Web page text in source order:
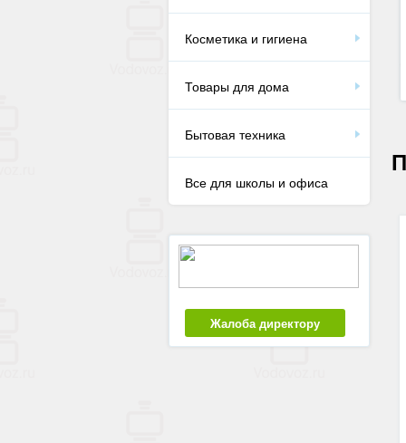
Косметика и гигиена
Товары для дома
Бытовая техника
Все для школы и офиса
Жалоба директору